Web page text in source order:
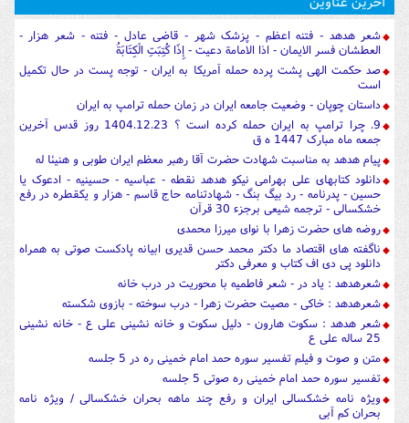
شعر هدهد - فتنه اعظم - پزشک شهر - قاضی عادل - فتنه - شعر هزار -
العطشان فسر الایمان - اذا الامامة دعیت - إِذَا كُتِبَتِ الْكِتَابَةُ
صد حکمت الهی پشت پرده حمله آمریکا به ایران - توجه پست در حال تکمیل
است
داستان چوپان - وضعیت جامعه ایران در زمان حمله ترامپ به ایران
9. چرا ترامپ به ایران حمله کرده است ؟ 1404.12.23 روز قدس آخرین
جمعه ماه مبارک 1447 ه ق
پیام هدهد به مناسبت شهادت حضرت آقا رهبر معظم ایران طوبی و هنیئا له
دانلود کتابهای علی بهرامی نیکو هدهد نقطه - عباسیه - حسینیه - ادعوک یا
حسین - پدرنامه - رد بیگ بنگ - شهادتنامه حاج قاسم - هزار و یکقطره در رفع
خشکسالی - ترجمه شیعی برجزء 30 قرآن
روضه های حضرت زهرا با نوای میرزا محمدی
ناگفته های اقتصاد ما دکتر محمد حسن قدیری ابیانه پادکست صوتی به همراه
دانلود پی دی اف کتاب و معرفی دکتر
شعرهدهد : یاد در - شعر فاطمیه با محوریت در درب خانه
شعرهدهد : خاکی - مصیت حضرت زهرا - درب سوخته - بازوی شکسته
شعر هدهد : سکوت هارون - دلیل سکوت و خانه نشینی علی ع - خانه نشینی
25 ساله علی ع
متن و صوت و فیلم تفسیر سوره حمد امام خمینی ره در 5 جلسه
تفسیر سوره حمد امام خمینی ره صوتی 5 جلسه
ویژه نامه خشکسالی ایران و رفع چند ماهه بحران خشکسالی / ویژه نامه
بحران کم آبی